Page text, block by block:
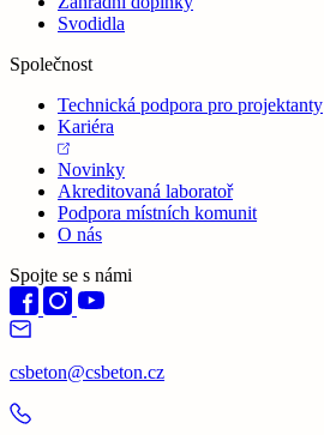
Svodidla
Společnost
Technická podpora pro projektanty
Kariéra
Novinky
Akreditovaná laboratoř
Podpora místních komunit
O nás
Spojte se s námi
csbeton@csbeton.cz